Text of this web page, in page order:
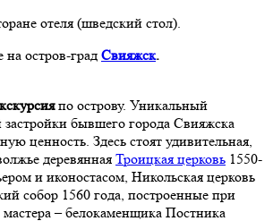
отеля (шведский стол).
остров-град Свияжск.
по острову. Уникальный
застройки бывшего города Свияжска
ценность. Здесь стоят удивительная,
деревянная Троицкая церковь 1550-
и иконостасом, Никольская церковь
собор 1560 года, построенные при
мастера – белокаменщика Постника